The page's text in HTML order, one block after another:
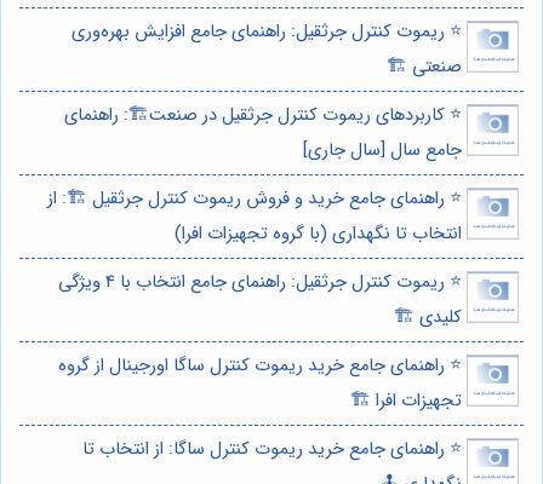
⭐️ ریموت کنترل جرثقیل: راهنمای جامع افزایش بهره‌وری
صنعتی 🏗️
⭐️ کاربردهای ریموت کنترل جرثقیل در صنعت🏗️: راهنمای
جامع سال [سال جاری]
⭐️ راهنمای جامع خرید و فروش ریموت کنترل جرثقیل 🏗️: از
انتخاب تا نگهداری (با گروه تجهیزات افرا)
⭐️ ریموت کنترل جرثقیل: راهنمای جامع انتخاب با 4 ویژگی
کلیدی 🏗️
⭐️ راهنمای جامع خرید ریموت کنترل ساگا اورجینال از گروه
تجهیزات افرا 🏗️
⭐️ راهنمای جامع خرید ریموت کنترل ساگا: از انتخاب تا